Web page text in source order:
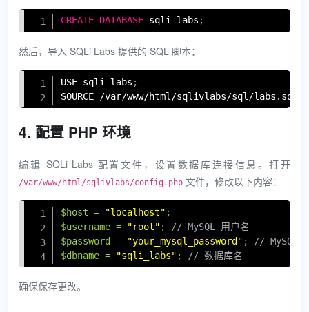
CREATE DATABASE sqli_labs ;
然后，导入 SQLi Labs 提供的 SQL 脚本：
USE sqli_labs ;
SOURCE /var/www/html/sqlivlabs/sql/labs.sql
4. 配置 PHP 环境
编辑 SQLi Labs 配置文件，设置数据库连接信息。打开
/var/www/html/sqlivlabs/config.php 文件，修改以下内容：
$host = "localhost" ;
$username = "root" ;
// MySQL 用户名
$password
= "your_mysql_password" ;
// MySQL
$dbname = "sqli_labs" ; // 数据库名
确保保存更改。